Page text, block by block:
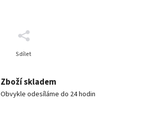
Sdílet
Zboží skladem
Obvykle odesíláme do 24 hodin